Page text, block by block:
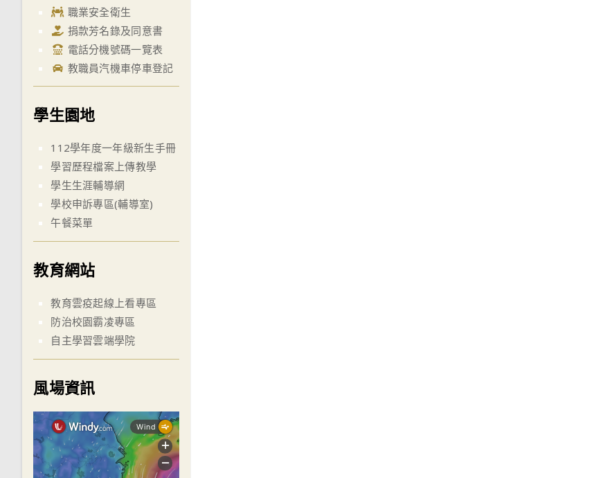
職業安全衛生
捐款芳名錄及同意書
電話分機號碼一覽表
教職員汽機車停車登記
學生園地
112學年度一年級新生手冊
學習歷程檔案上傳教學
學生生涯輔導網
學校申訴專區(輔導室)
午餐菜單
教育網站
教育雲疫起線上看專區
防治校園霸凌專區
自主學習雲端學院
風場資訊